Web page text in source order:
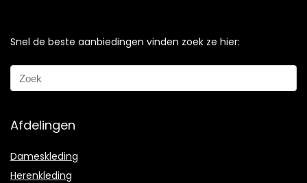
Snel de beste aanbiedingen vinden zoek ze hier:
Afdelingen
Dameskleding
Herenkleding